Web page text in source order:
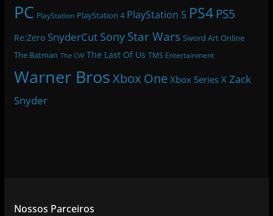
PC PlayStation PlayStation 4 PlayStation 5 PS4 PS5
Re:Zero SnyderCut Sony Star Wars Sword Art Online
The Batman The CW The Last Of Us TMS Entertainment
Warner BrosXbox One Xbox Series X Zack
Snyder
Nossos Parceiros